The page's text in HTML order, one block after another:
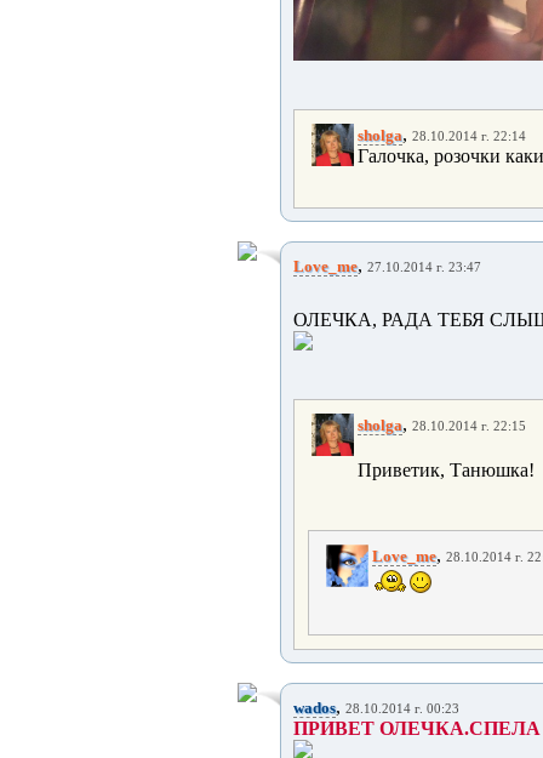
sholga, 28.10.2014 г. 22:14
Галочка, розочки
Love_me, 27.10.2014 г. 23:47
ОЛЕЧКА, РАДА ТЕБЯ
sholga, 28.10.2014 г. 22:15
Приветик, Танюшка!
Love_me, 28.10.2014 г.
wados, 28.10.2014 г. 00:23
ПРИВЕТ ОЛЕЧКА.СПЕЛА